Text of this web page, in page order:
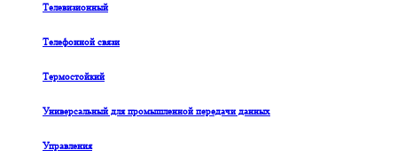
Телевизионный
Телефонной связи
Термостойкий
Универсальный для промышленной передачи данных
Управления